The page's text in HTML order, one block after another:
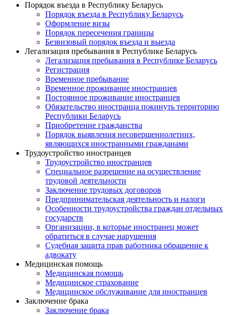
Порядок въезда в Республику Беларусь
Порядок въезда в Республику Беларусь
Оформление визы
Порядок пересечения границы
Безвизовый порядок въезда и выезда
Легализация пребывания в Республике Беларусь
Легализация пребывания в Республике Беларусь
Регистрация
Временное пребывание
Временное проживание иностранцев
Постоянное проживание иностранцев
Обязательство иностранца покинуть территорию
Республики Беларусь
Приобретение гражданства
Порядок выявления несовершеннолетних,
являющихся иностранными гражданами
Трудоустройство иностранцев
Трудоустройство иностранцев
Специальное разрешение на осуществление
трудовой деятельности
Заключение трудовых договоров
Предпринимательская деятельность и налоги
Особенности трудоустройства граждан отдельных
государств
Организации, в которые иностранец может
обратиться в случае нарушения
Судебная защита прав работника обращение к
адвокату
Медицинская помощь
Медицинская помощь
Медицинское страхование
Медицинское обслуживание для иностранцев
Заключение брака
Заключение брака